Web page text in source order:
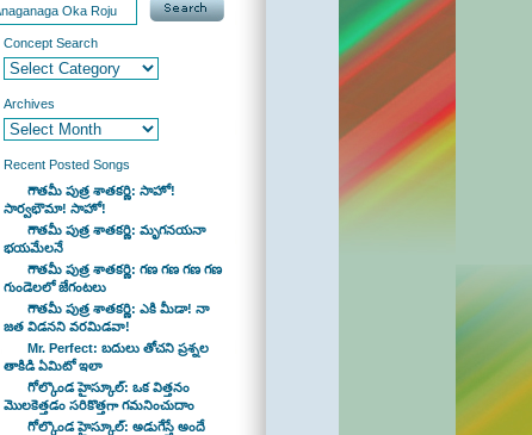
Concept Search
Archives
Recent Posted Songs
గౌతమీ పుత్ర శాతకర్ణి: సాహో!
సార్వభౌమా! సాహో!
గౌతమీ పుత్ర శాతకర్ణి: మృగనయనా
భయమేలనే
గౌతమీ పుత్ర శాతకర్ణి: గణ గణ గణ గణ
గుండెలలో జేగంటలు
గౌతమీ పుత్ర శాతకర్ణి: ఎకి మీడా! నా
జత విడనని వరమిడవా!
Mr. Perfect: బదులు తోచని ప్రశ్నల
తాకిడి ఏమిటో ఇలా
గోల్కొండ హైస్కూల్: ఒక విత్తనం
మొలకెత్తడం సరికొత్తగా గమనించుదాం
గోల్కొండ హైస్కూల్: అడుగేస్తే అందే